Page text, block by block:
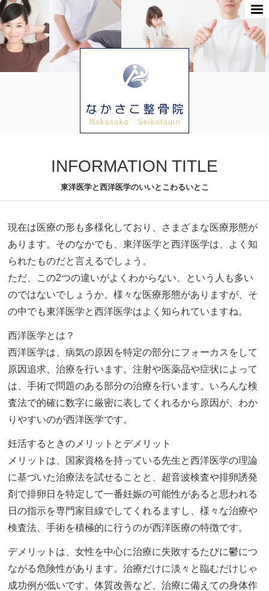
INFORMATION TITLE
東洋医学と西洋医学のいいとこわるいとこ
現在は医療の形も多様化しており、さまざまな医療形態が
あります。そのなかでも、東洋医学と西洋医学は、よく知
られたものだと言えるでしょう。
ただ、この2つの違いがよくわからない、という人も多い
のではないでしょうか。様々な医療形態がありますが、そ
の中でも東洋医学と西洋医学はよく知られていますね。
西洋医学とは？
西洋医学は、病気の原因を特定の部分にフォーカスをして
原因追求、治療を行います。注射や医薬品や症状によって
は、手術で問題のある部分の治療を行います。いろんな検
査法で的確に数字に厳密に表してくれるから原因が、わか
りやすいのが西洋医学です。
妊活するときのメリットとデメリット
メリットは、国家資格を持っている先生と西洋医学の理論
に基づいた治療法を試せることと、超音波検査や排卵誘発
剤で排卵日を特定して一番妊娠の可能性があると思われる
日の指示を専門家目線でしてくれるますし、様々な治療や
検査法、手術を積極的に行うのが西洋医療の特徴です。
デメリットは、女性を中心に治療に失敗するたびに鬱につ
ながる危険性があります。治療だけに淡々と臨むだけじゃ
成功例が低いです。体質改善など、治療に備えての身体作